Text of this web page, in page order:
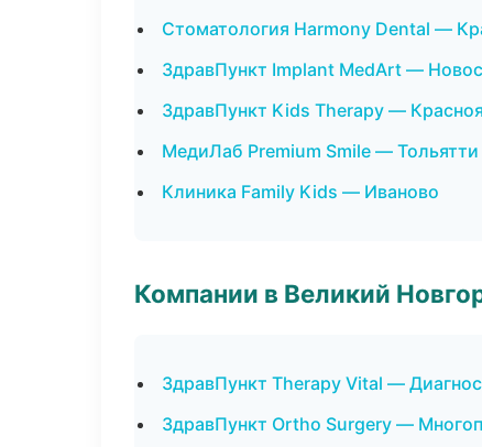
Стоматология Harmony Dental —
ЗдравПункт Implant MedArt —
ЗдравПункт Kids Therapy —
МедиЛаб Premium Smile — Тольятти
Клиника Family Kids — Иваново
Компании в Великий
ЗдравПункт Therapy Vital —
ЗдравПункт Ortho Surgery —